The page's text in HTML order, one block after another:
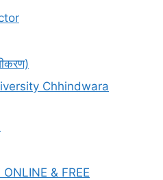
Chhindwara
& FREE